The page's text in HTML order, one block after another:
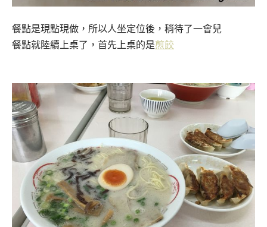
餐點是現點現做，所以人坐定位後，稍待了一會兒
餐點就陸續上桌了，首先上桌的是煎餃